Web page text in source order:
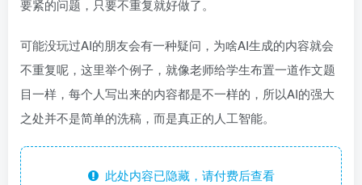
要紧的问题，只要不重复就好做了。
可能没玩过AI的朋友会有一种疑问，为啥AI生成的内容就会
不重复呢，这里举个例子，就像老师给学生布置一道作文题
目一样，每个人写出来的内容都是不一样的，所以AI的强大
之处并不是简单的洗稿，而是真正的人工智能。
此处内容已隐藏，请付费后查看